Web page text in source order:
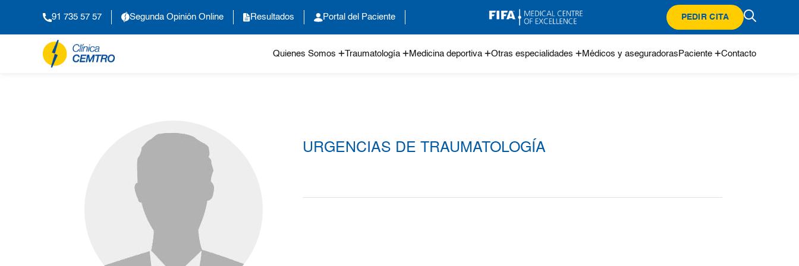
91 735 57 57 Segunda Opinión Online Resultados Portal del Paciente PEDIR CITA
Quienes Somos Traumatología Medicina deportiva Otras especialidades Médicos y aseguradoras Paciente Contacto
URGENCIAS DE TRAUMATOLOGÍA